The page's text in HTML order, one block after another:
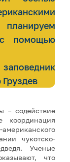
с помощью
– содействие
координация
чукотско-
Ученые
что